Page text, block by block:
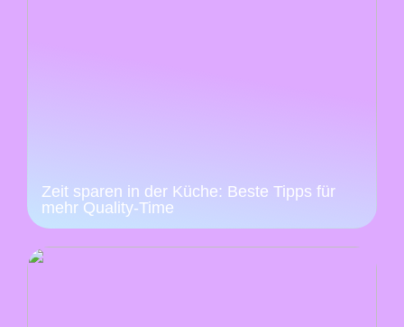
Zeit sparen in der Küche: Beste Tipps für
mehr Quality-Time